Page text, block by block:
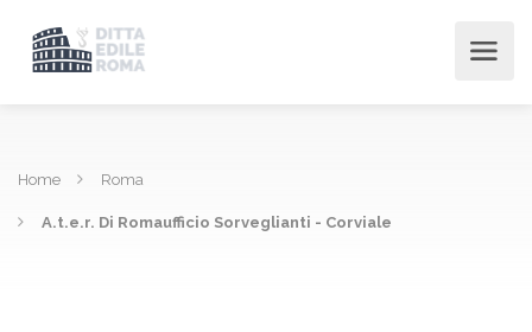
Home Roma
A.t.e.r. Di Romaufficio Sorveglianti - Corviale